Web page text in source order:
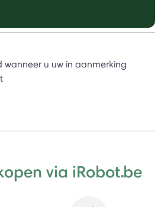
u uw in aanmerking
via iRobot.be